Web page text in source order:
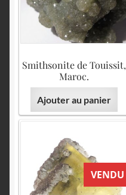
Smithsonite de Touissit,
Maroc.
Ajouter au panier
VENDU